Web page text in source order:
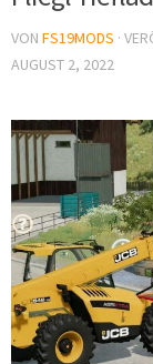
VON FS19MODS ·
AUGUST 2, 2022